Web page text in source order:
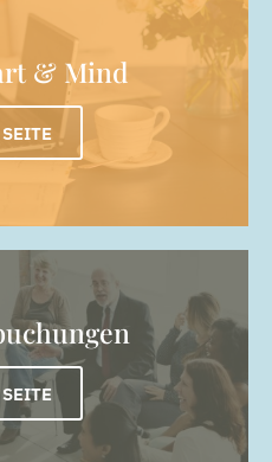
& Mind